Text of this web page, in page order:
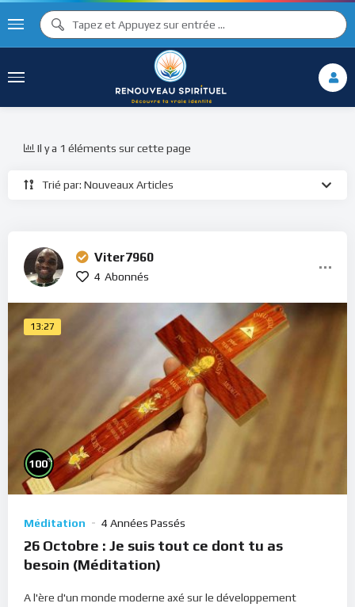
Trié par: Nouveaux Articles
Il y a 1 éléments sur cette page
Viter7960
4 Abonnés
13:27
100%
Méditation 4 Années Passés
26 Octobre : Je suis tout ce dont tu as
besoin (Méditation)
A l'ère d'un monde moderne axé sur le développement